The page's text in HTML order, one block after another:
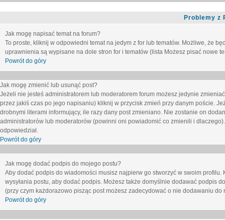
Problemy z
Jak mogę napisać temat na forum?
To proste, kliknij w odpowiedni temat na jedym z for lub tematów. Możliwe, że
uprawnienia są wypisane na dole stron for i tematów (lista Możesz pisać nowe
Powrót do góry
Jak mogę zmienić lub usunąć post?
Jeżeli nie jesteś administratorem lub moderatorem forum możesz jedynie
przez jakiś czas po jego napisaniu) kliknij w przycisk zmień przy danym poście.
drobnymi literami informujący, ile razy dany post zmieniano. Nie zostanie on
administratorów lub moderatorów (powinni oni powiadomić co zmienili i
odpowiedział.
Powrót do góry
Jak mogę dodać podpis do mojego postu?
Aby dodać podpis do wiadomości musisz najpierw go stworzyć w swoim
wysyłania postu, aby dodać podpis. Możesz także domyślnie dodawać podpis
(przy czym każdorazowo pisząc post możesz zadecydować o nie dodawaniu
Powrót do góry